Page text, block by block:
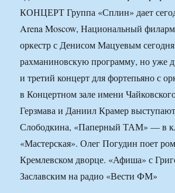
КОНЦЕРТ Группа «Сплин» дает
Arena Moscow, Национальный
оркестр с Денисом Мацуевым сегодня
рахманиновскую программу, но уже
и третий концерт для фортепьяно с
в Концертном зале имени
Герзмава и Даниил Крамер
Слободкина, «Паперный ТАМ» — в
«Мастерская». Олег Погудин поет
Кремлевском дворце. «Афиша» с
Заславским на радио «Вести ФМ»